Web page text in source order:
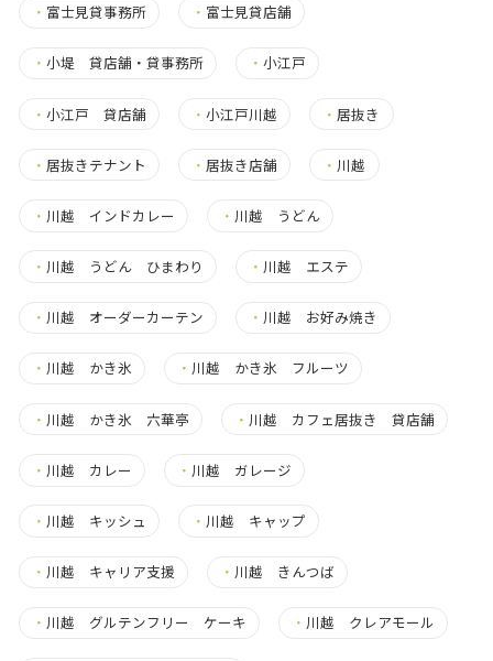
・ 富士見貸事務所 ・ 富士見貸店舗
・ 小堤 貸店舗・貸事務所 ・小江戸
・ 小江戸 貸店舗 ・小江戸川越 ・ 居抜き
・ 居抜きテナント ・ 居抜き店舗 ・ 川越
・ 川越 インドカレー ・ 川越 うどん
・ 川越 うどん ひまわり ・ 川越 エステ
・ 川越 オーダーカーテン ・ 川越 お好み焼き
・ 川越 かき氷 ・ 川越 かき氷 フルーツ
・ 川越 かき氷 六華亭 ・ 川越 カフェ居抜き 貸店舗
・ 川越 カレー ・ 川越 ガレージ
・ 川越 キッシュ ・ 川越 キャップ
・ 川越 キャリア支援 ・ 川越 きんつば
・ 川越 グルテンフリー ケーキ ・ 川越 クレアモール